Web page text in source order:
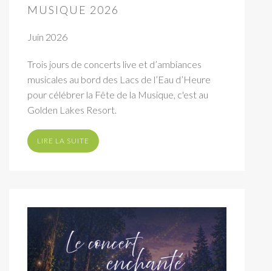
MUSIQUE 2026
Juin 2026
Trois jours de concerts live et d’ambiances
musicales au bord des Lacs de l’Eau d’Heure
pour célébrer la Fête de la Musique, c'est au
Golden Lakes Resort.
LIRE LA SUITE